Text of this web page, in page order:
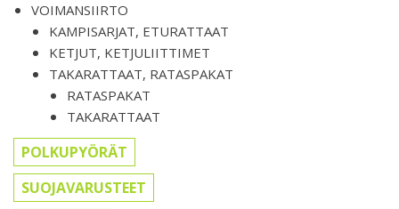
VOIMANSIIRTO
KAMPISARJAT, ETURATTAAT
KETJUT, KETJULIITTIMET
TAKARATTAAT, RATASPAKAT
RATASPAKAT
TAKARATTAAT
POLKUPYÖRÄT
SUOJAVARUSTEET